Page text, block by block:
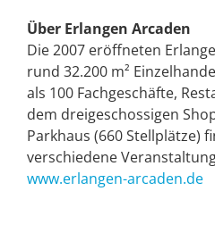
Über Erlangen Arcaden
Die 2007 eröffneten
rund 32.200 m²
als 100 Fachgeschäfte,
dem dreigeschossigen
Parkhaus (660 Stellplätze)
verschiedene
www.erlangen-arcaden.de